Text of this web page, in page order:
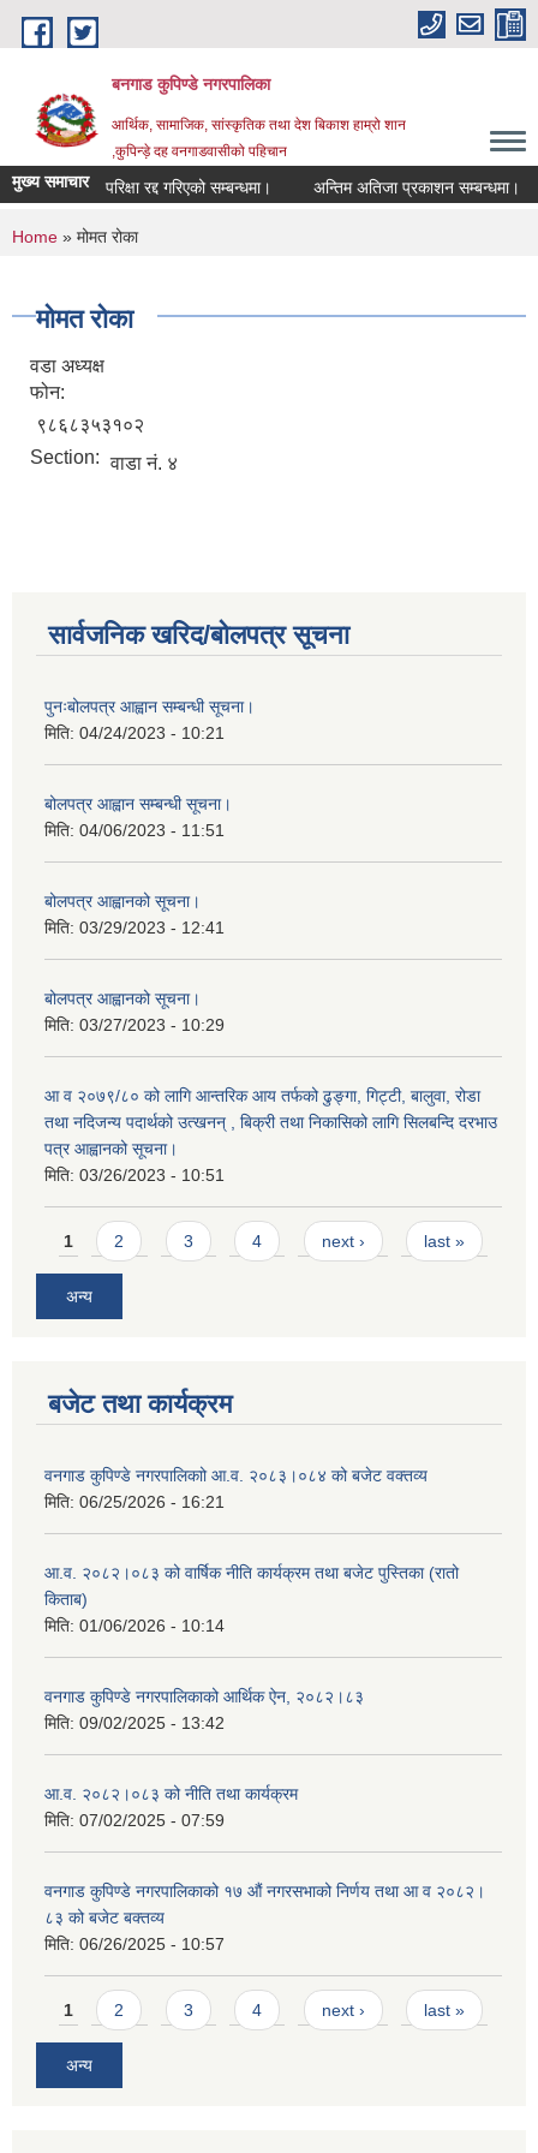
Skip to main content
बनगाड कुपिण्डे नगरपालिका
आर्थिक, सामाजिक, सांस्कृतिक तथा देश बिकाश हाम्रो शान
,कुपिन्ड़े दह वनगाडवासीको पहिचान
मुख्य समाचारपरिक्षा रद्द गरिएको सम्बन्धमा। अन्तिम अतिजा प्रकाशन सम्बन्धमा।
You are here
Home » मोमत रोका
मोमत रोका
वडा अध्यक्ष
फोन:
९८६८३५३१०२
Section: वाडा नं. ४
सार्वजनिक खरिद/बोलपत्र सूचना
पुनःबोलपत्र आह्वान सम्बन्धी सूचना।
मिति: 04/24/2023 - 10:21
बोलपत्र आह्वान सम्बन्धी सूचना।
मिति: 04/06/2023 - 11:51
बोलपत्र आह्वानको सूचना।
मिति: 03/29/2023 - 12:41
बोलपत्र आह्वानको सूचना।
मिति: 03/27/2023 - 10:29
आ व २०७९/८० को लागि आन्तरिक आय तर्फको ढुङ्गा, गिट्टी, बालुवा, रोडा
तथा नदिजन्य पदार्थको उत्खनन् , बिक्री तथा निकासिको लागि सिलबन्दि दरभाउ
पत्र आह्वानको सूचना।
मिति: 03/26/2023 - 10:51
Pages
1 2 3 4 next › last »
अन्य
बजेट तथा कार्यक्रम
वनगाड कुपिण्डे नगरपालिकाो आ.व. २०८३।०८४ को बजेट वक्तव्य
मिति: 06/25/2026 - 16:21
आ.व. २०८२।०८३ को वार्षिक नीति कार्यक्रम तथा बजेट पुस्तिका (रातो
किताब)
मिति: 01/06/2026 - 10:14
वनगाड कुपिण्डे नगरपालिकाको आर्थिक ऐन, २०८२।८३
मिति: 09/02/2025 - 13:42
आ.व. २०८२।०८३ को नीति तथा कार्यक्रम
मिति: 07/02/2025 - 07:59
वनगाड कुपिण्डे नगरपालिकाको १७ ‍औं नगरसभाको निर्णय तथा आ व २०८२।
८३ को बजेट बक्तव्य
मिति: 06/26/2025 - 10:57
Pages
1 2 3 4 next › last »
अन्य